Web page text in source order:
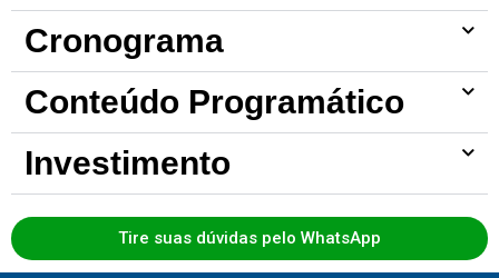
Cronograma
Conteúdo Programático
Investimento
Tire suas dúvidas pelo WhatsApp